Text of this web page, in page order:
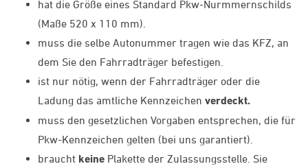
hat die Größe eines Standard Pkw-Nurmmernschilds
(Maße 520 x 110 mm).
muss die selbe Autonummer tragen wie das KFZ, an
dem Sie den Fahrradträger befestigen.
ist nur nötig, wenn der Fahrradträger oder die
Ladung das amtliche Kennzeichen verdeckt.
muss den gesetzlichen Vorgaben entsprechen, die für
Pkw-Kennzeichen gelten (bei uns garantiert).
braucht keine Plakette der Zulassungsstelle. Sie